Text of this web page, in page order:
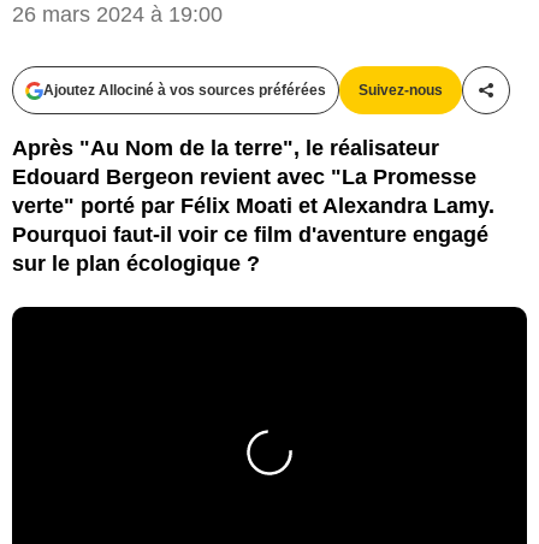
26 mars 2024 à 19:00
Ajoutez Allociné à vos sources préférées Suivez-nous
Après "Au Nom de la terre", le réalisateur
Edouard Bergeon revient avec "La Promesse
verte" porté par Félix Moati et Alexandra Lamy.
Pourquoi faut-il voir ce film d'aventure engagé
sur le plan écologique ?